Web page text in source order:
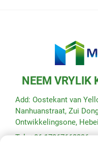
NEEM VRYLIK
Add: Oostekant van
Nanhuanstraat, Zui
Ontwikkelingsone, Hebei
Tel: +86-17367662336